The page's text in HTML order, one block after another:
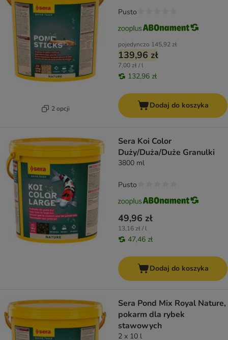
2 opcji
pojedynczo 145,92 zł
139,96 zł
7,00 zł / l
132,96 zł
Pusto
Dodaj do koszyka
Sera Koi Color
Duży/Duża/Duże Granulki
3800 ml
49,96 zł
13,16 zł / l
47,46 zł
Pusto
Dodaj do koszyka
Sera Pond Mix Royal Nature,
pokarm dla rybek
stawowych
2 x 10 l